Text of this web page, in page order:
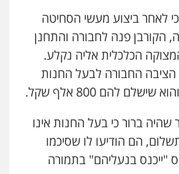
לאחר ביצוע מעשי הסחיטה
הקורבן פנה לחבורה והתחנן
הכלכלית אליה נקלע.
הציבה החבורה לבעל החנות
להם 800 אלף שקל.
ברור כי בעל החנות אינו
הם הודיעו לו שסיכמו
"ייכנס בנעליהם" בתמורה
אייל אביטל
פשיעה חמורה מעצרים וחקירות